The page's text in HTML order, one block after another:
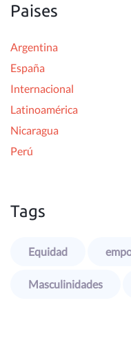
Paises
Argentina
España
Internacional
Latinoamérica
Nicaragua
Perú
Tags
Equidad
Masculinidades